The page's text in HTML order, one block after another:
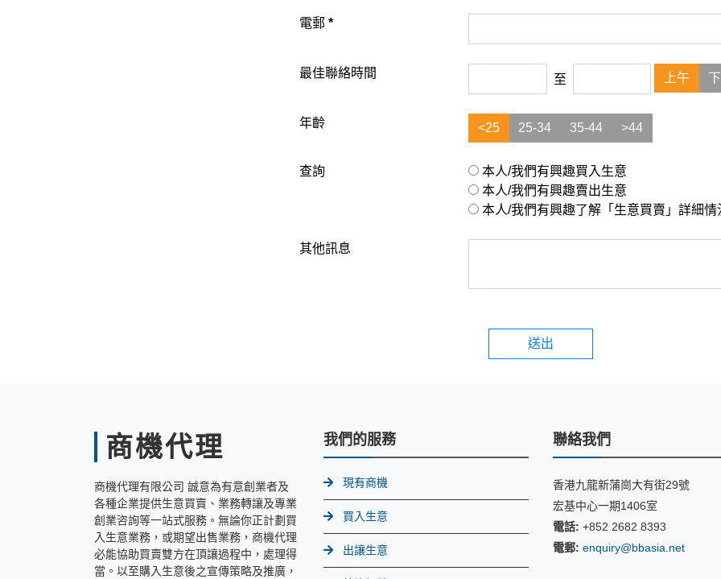
電郵 *
最佳聯絡時間 至 上午
年齡 <25 25-34 35-44 >44
查詢
本人/我們有興趣買入生意
本人/我們有興趣賣出生意
本人/我們有興趣了解「生意買賣」詳細情
其他訊息
送出
商機代理
商機代理有限公司 誠意為有意創業者及
各種企業提供生意買賣、業務轉讓及專業
創業咨詢等一站式服務。無論你正計劃買
入生意業務，或期望出售業務，商機代理
必能協助買賣雙方在頂讓過程中，處理得
當。以至購入生意後之宣傳策略及推廣，
我們的服務
現有商機
買入生意
出讓生意
聯絡我們
香港九龍新蒲崗大有街29號
宏基中心一期1406室
電話: +852 2682 8393
電郵: enquiry@bbasia.net